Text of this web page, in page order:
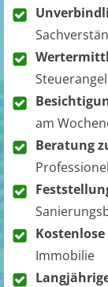
am
Beratung
Immobilie